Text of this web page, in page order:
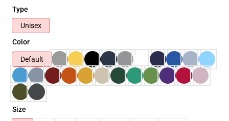
Type
Unisex
Color
Default
Size